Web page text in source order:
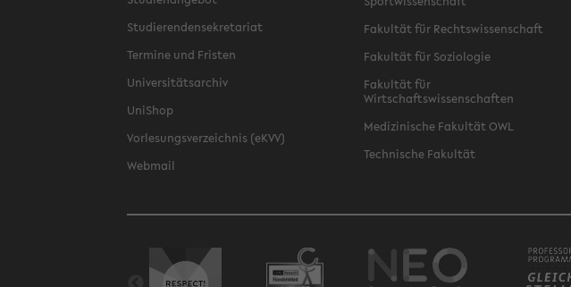
Studierendensekretariat
Termine und Fristen
Universitätsarchiv
UniShop
Vorlesungsverzeichnis (eKVV)
Webmail
Fakultät für Rechtswissenschaft
Fakultät für Soziologie
Fakultät für
Wirtschaftswissenschaften
Medizinische Fakultät OWL
Technische Fakultät